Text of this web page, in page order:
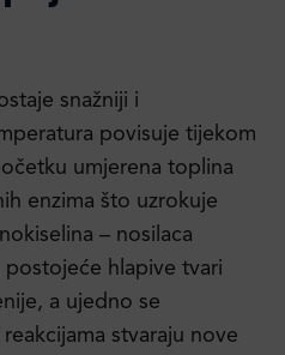
snažniji i
povisuje tijekom
umjerena toplina
enzima što uzrokuje
– nosilaca
hlapive tvari
a ujedno se
stvaraju nove